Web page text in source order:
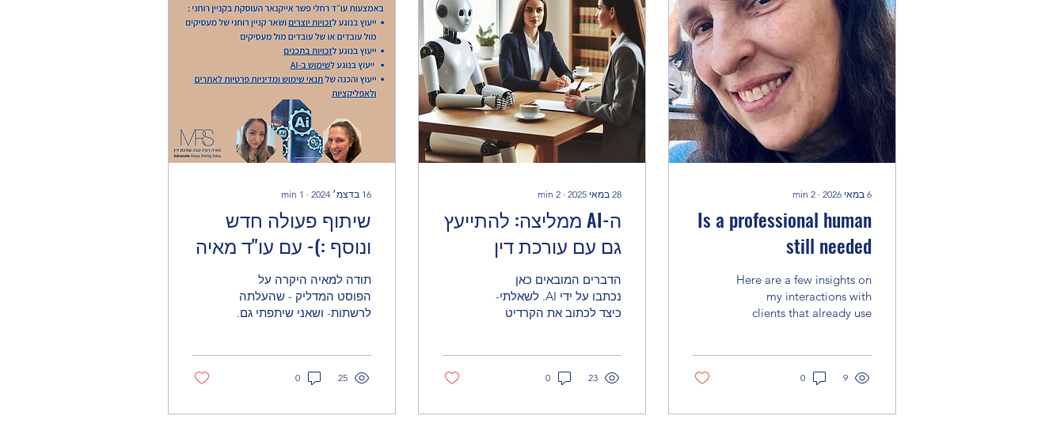
6 במאי 2026 ∙
2
min
Is a professional human
still needed
Here are a few insights on
my interactions with
clients that already use
clients), I make it clear
professional meetings (for
9
0
28 במאי 2025 ∙
2
min
ה-AI ממליצה: להתייעץ
גם עם עורכת דין
הדברים המובאים כאן
נכתבו על ידי AI. לשאלתי-
כיצד לכתוב את הקרדיט
הציע...
23
0
16 בדצמ׳ 2024 ∙
1
min
שיתוף פעולה חדש
ונוסף :)- עם עו"ד מאיה
רטיג סבה
תודה למאיה היקרה על
הפוסט המדליק - שהעלתה
לרשתות- ושאני שיתפתי גם.
של...25
0